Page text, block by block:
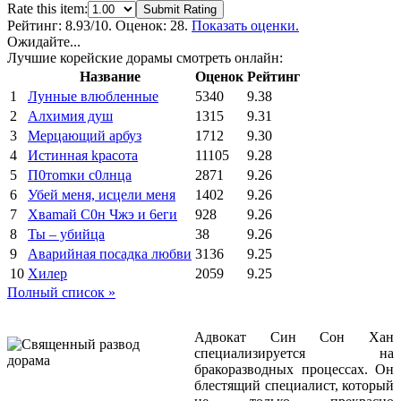
Rate this item: Submit Rating
Рейтинг: 8.93/10. Оценок: 28. Показать оценки.
Ожидайте...
Лучшие корейские дорамы смотреть онлайн:
Название
Оценок Рейтинг
1
Лунные влюбленные 5340
9.38
2
Алхимия душ 1315
9.31
3
Мерцающий арбуз 1712
9.30
4
Иcтиннaя kрасoтa 11105
9.28
5
П0тоmки c0лнцa 2871
9.26
6
Убей меня, исцели меня 1402
9.26
7
Xваmай С0н Чжэ и 6еги 928
9.26
8
Ты – убийца 38
9.26
9
Аварийная посадка любви 3136
9.25
10 Хилер 2059
9.25
Полный список »
Адвокат Син Сон Хан
специализируется на
бракоразводных процессах. Он
блестящий специалист, который